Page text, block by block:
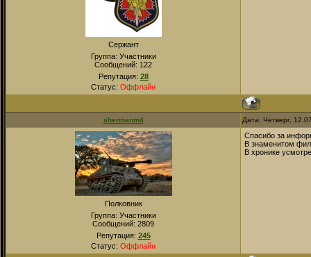
Сержант
Группа: Участники
Сообщений: 122
Репутация: 28
Статус: Оффлайн
shermanm4 Дата: Четверг,
Полковник
Группа: Участники
Сообщений: 2809
Репутация: 245
Статус: Оффлайн
Спасибо за
В знаменитом
В хронике